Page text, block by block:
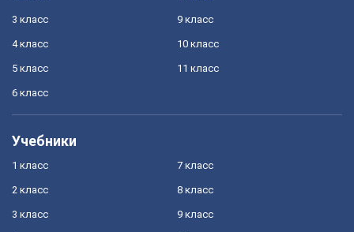
3 класс
4 класс
5 класс
6 класс
9 класс
10 класс
11 класс
Учебники
1 класс
2 класс
3 класс
7 класс
8 класс
9 класс